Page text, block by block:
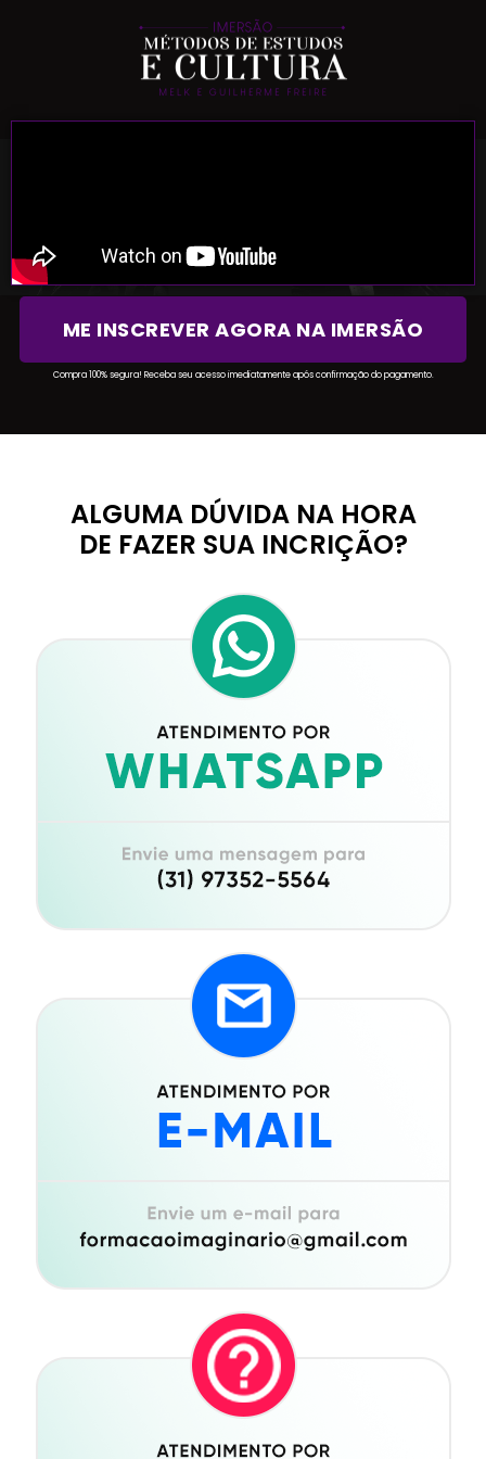
ME INSCREVER AGORA NA IMERSÃO
Compra 100% segura! Receba seu acesso imediatamente após confirmação do pagamento.
ALGUMA DÚVIDA NA HORA
DE FAZER SUA INCRIÇÃO?